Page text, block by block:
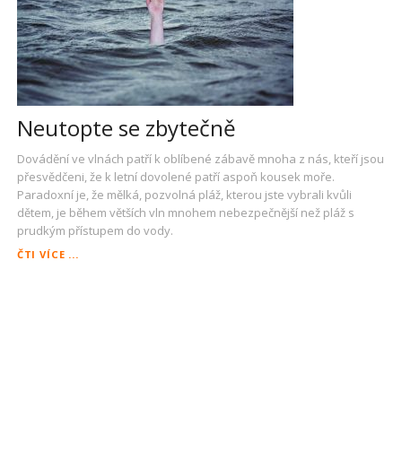
Neutopte se zbytečně
Dovádění ve vlnách patří k oblíbené zábavě mnoha z nás, kteří jsou
přesvědčeni, že k letní dovolené patří aspoň kousek moře.
Paradoxní je, že mělká, pozvolná pláž, kterou jste vybrali kvůli
dětem, je během větších vln mnohem nebezpečnější než pláž s
prudkým přístupem do vody.
ČTI VÍCE ...